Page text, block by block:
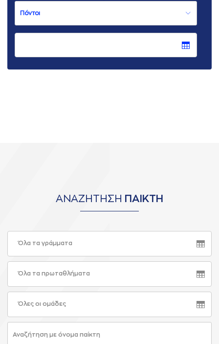
ΑΝΑΖΗΤΗΣΗ ΠΑΙΚΤΗ
Όλα τα γράμματα
Όλα τα πρωταθλήματα
Όλες οι ομάδες